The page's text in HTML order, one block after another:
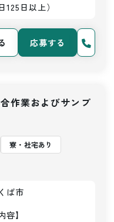
125日以上）
応募する
作業およびサンプ
寮・社宅あり
ば市
容】